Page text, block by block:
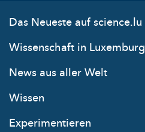
Das Neueste auf science.lu
Wissenschaft in Luxemburg
News aus aller Welt
Wissen
Experimentieren